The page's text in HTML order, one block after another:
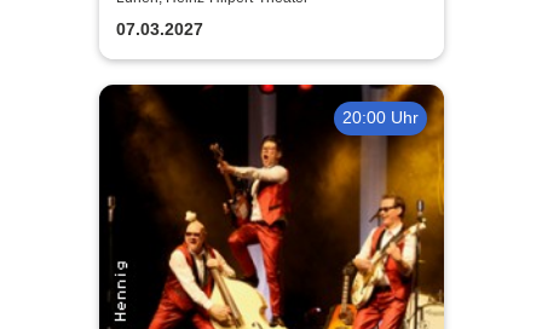
07.03.2027
20:00 Uhr